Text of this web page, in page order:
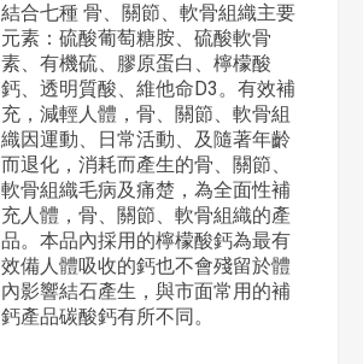
結合七種 骨、關節、軟骨組織主要
元素：硫酸葡萄糖胺、硫酸軟骨
素、有機硫、膠原蛋白、檸檬酸
鈣、透明質酸、維他命D3。有效補
充，減輕人體，骨、關節、軟骨組
織因運動、日常活動、及隨著年齡
而退化，消耗而產生的骨、關節、
軟骨組織毛病及痛楚，為全面性補
充人體，骨、關節、軟骨組織的產
品。本品內採用的檸檬酸鈣為最有
效備人體吸收的鈣也不會殘留於體
內影響結石產生，與市面常用的補
鈣產品碳酸鈣有所不同。